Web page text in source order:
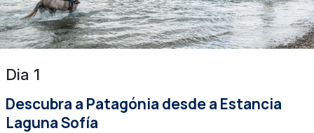
Dia 1
Descubra a Patagónia desde a Estancia
Laguna Sofía